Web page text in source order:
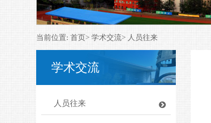
当前位置: 首页> 学术交流> 人员往来
学术交流
人员往来